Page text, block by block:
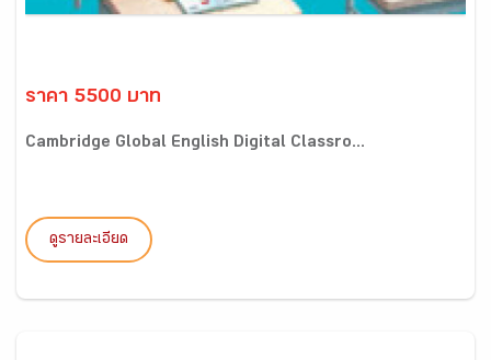
ราคา 5500 บาท
Cambridge Global English Digital Classro...
ดูรายละเอียด